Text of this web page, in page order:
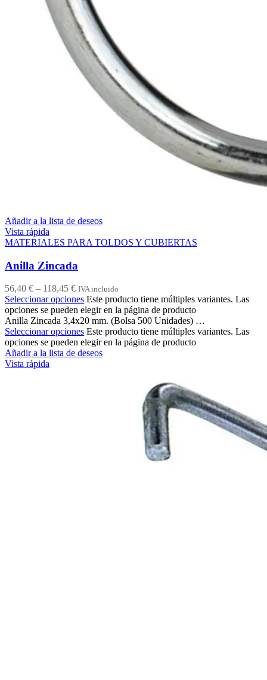
Añadir a la lista de deseos
Vista rápida
MATERIALES PARA TOLDOS Y CUBIERTAS
Anilla Zincada
56,40 € – 118,45 € IVA incluido
Seleccionar opciones Este producto tiene múltiples variantes. Las
opciones se pueden elegir en la página de producto
Anilla Zincada 3,4x20 mm. (Bolsa 500 Unidades) …
Seleccionar opciones Este producto tiene múltiples variantes. Las
opciones se pueden elegir en la página de producto
Añadir a la lista de deseos
Vista rápida